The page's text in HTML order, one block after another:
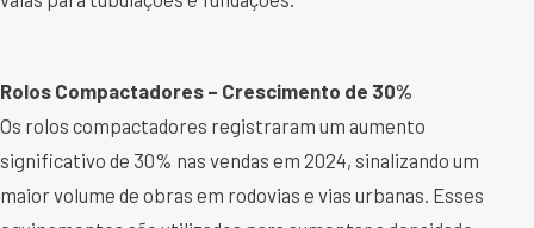
Rolos Compactadores – Crescimento de 30%
Os rolos compactadores registraram um aumento
significativo de 30% nas vendas em 2024, sinalizando um
maior volume de obras em rodovias e vias urbanas. Esses